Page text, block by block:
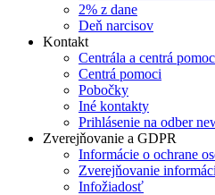
2% z dane
Deň narcisov
Kontakt
Centrála a centrá
Centrá pomoci
Pobočky
Iné kontakty
Prihlásenie na odber
Zverejňovanie a GDPR
Informácie o ochrane
Zverejňovanie
Infožiadosť